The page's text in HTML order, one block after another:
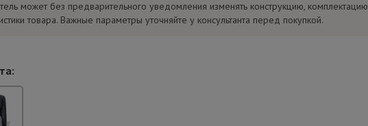
может без предварительного уведомления изменять конструкцию, комплектацию
товара. Важные параметры уточняйте у консультанта перед покупкой.